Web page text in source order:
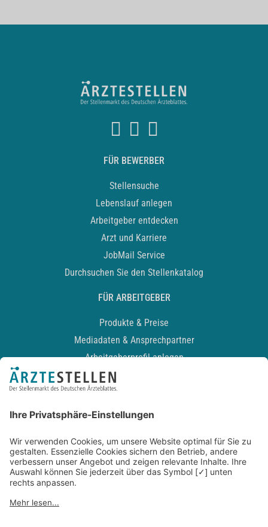
FÜR BEWERBER
Stellensuche
Lebenslauf anlegen
Arbeitgeber entdecken
Arzt und Karriere
JobMail Service
Durchsuchen Sie den Stellenkatalog
FÜR ARBEITGEBER
Produkte & Preise
Mediadaten & Ansprechpartner
Arbeitgeberprofil anlegen
Recruiting-Podcast
Kontakt
Datenschutz
Newsletter